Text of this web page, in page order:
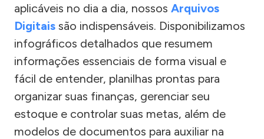
aplicáveis no dia a dia, nossos Arquivos
Digitais são indispensáveis. Disponibilizamos
infográficos detalhados que resumem
informações essenciais de forma visual e
fácil de entender, planilhas prontas para
organizar suas finanças, gerenciar seu
estoque e controlar suas metas, além de
modelos de documentos para auxiliar na